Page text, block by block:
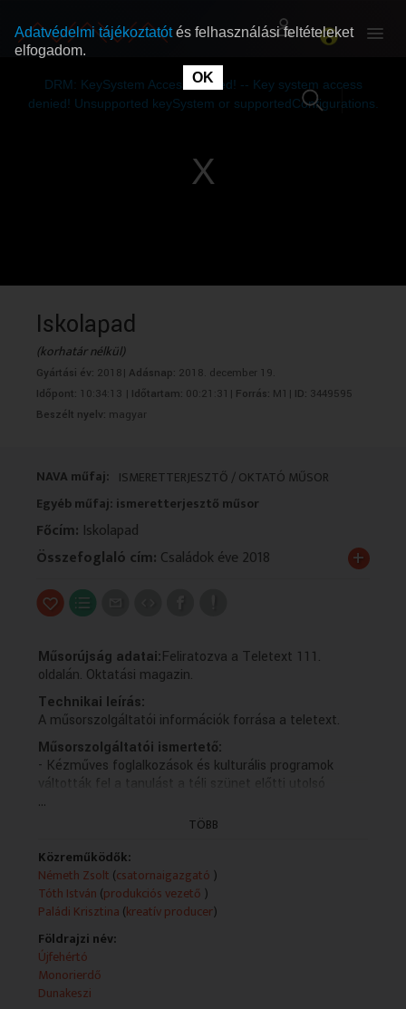
RÓLUNK
RÓLUNK
DRM: KeySystem Access Denied! -- Key system access
denied! Unsupported keySystem or supportedConfigurations.
Iskolapad
(korhatár nélkül)
Gyártási év: 2018| Adásnap: 2018. december 19.
Időpont: 10:34:13 | Időtartam: 00:21:31| Forrás: M1| ID: 3449595
Beszélt nyelv: magyar
NAVA műfaj: ISMERETTERJESZTŐ / OKTATÓ MŰSOR
Egyéb műfaj: ismeretterjesztő műsor
Főcím: Iskolapad
Összefoglaló cím: Családok éve 2018 +
Műsorújság adatai:Feliratozva a Teletext 111.
oldalán. Oktatási magazin.
Technikai leírás:
A műsorszolgáltatói információk forrása a teletext.
Műsorszolgáltatói ismertető:
- Kézműves foglalkozások és kulturális programok
váltották fel a tanulást a téli szünet előtti utolsó
hetekben a legtöbb intézményben. Az Iskolapad mai
adásában egy különleges érzékenyítő foglalkozásra
művészeti foglalkozását a Monorierdői Fekete István
Általános Iskolában, megnézzük, hogyan és miben újult
meg az Újfehértói Erkel Ferenc Általános Iskola, végül
az is kiderül, milyen feladatokkal várták a Pénzügyi
...
TÖBB
Közreműködők:
Németh Zsolt (csatornaigazgató )
Tóth István (produkciós vezető )
Paládi Krisztina (kreatív producer)
Földrajzi név:
Újfehértó
Monorierdő
Dunakeszi
Adatvédelmi tájékoztatótés felhasználási feltételeket
elfogadom.
OK